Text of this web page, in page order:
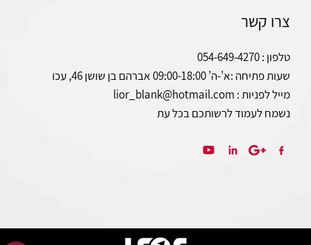
צרו קשר
טלפון : 054-649-4270
שעות פתיחה :א’-ה’ 09:00-18:00 אברהם בן שושן 46, עכו
מייל לפניות : lior_blank@hotmail.com
נשמח לעמוד לרשותכם בכל עת